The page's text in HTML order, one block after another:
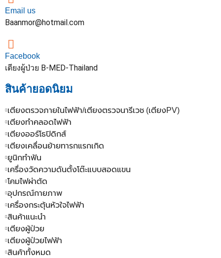
Email us
Baanmor@hotmail.com
Facebook
เตียงผู้ป่วย B-MED-Thailand
สินค้ายอดนิยม
เตียงตรวจภายในไฟฟ้า/เตียงตรวจนารีเวช (เตียงPV)
เตียงทำคลอดไฟฟ้า
เตียงออร์โธปิดิกส์
เตียงเคลื่อนย้ายทารกแรกเกิด
ยูนิกทำฟัน
เครื่องวัดความดันตั้งโต๊ะแบบสอดแขน
โคมไฟผ่าตัด
อุปกรณ์กายภาพ
เครื่องกระตุ้นหัวใจไฟฟ้า
สินค้าแนะนำ
เตียงผู้ป่วย
เตียงผู้ป่วยไฟฟ้า
สินค้าทั้งหมด